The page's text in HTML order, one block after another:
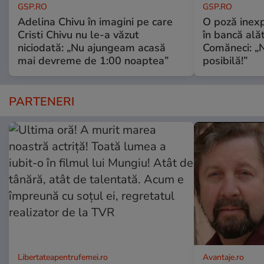
GSP.RO
Adelina Chivu în imagini pe care
Cristi Chivu nu le-a văzut
niciodată: „Nu ajungeam acasă
mai devreme de 1:00 noaptea”
GSP.RO
O poză
în bancă
Comăneci:
posibilă!”
PARTENERI
Libertateapentrufemei.ro Avantaje.ro